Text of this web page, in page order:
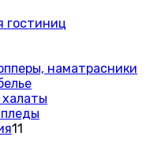
гостиниц
наматрасники
11